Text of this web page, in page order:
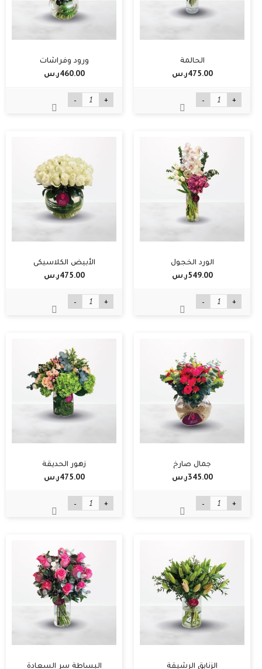
الحالمة
475.00ر.س‏
- +
ورود وفراشات
460.00ر.س‏
- +
الورد الخجول
549.00ر.س‏
- +
الأبيض الكلاسيكي
475.00ر.س‏
- +
جمال صارخ
345.00ر.س‏
- +
زهور الحديقة
475.00ر.س‏
- +
الزنابق الرشيقة البساطة سر السعادة